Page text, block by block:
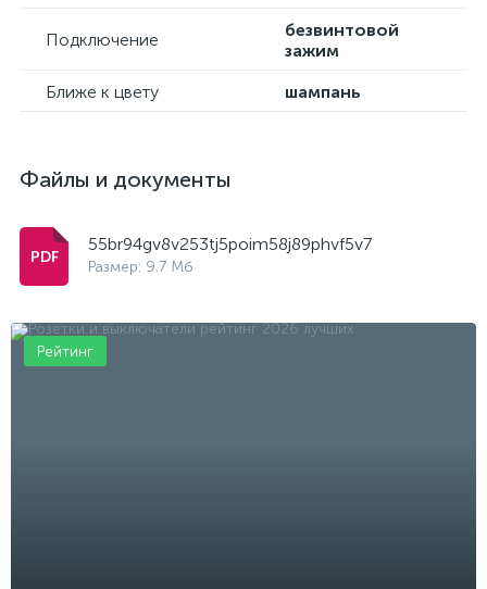
Подключение
безвинтовой
зажим
Ближе к цвету
шампань
Файлы и документы
55br94gv8v253tj5poim58j89phvf5v7
Размер: 9.7 Мб
Рейтинг